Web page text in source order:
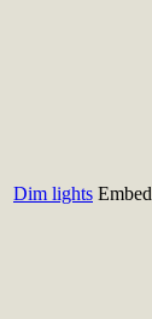
Dim lights Embed